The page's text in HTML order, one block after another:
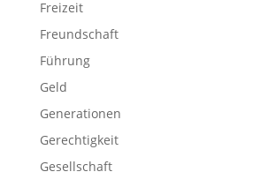
Freizeit
Freundschaft
Führung
Geld
Generationen
Gerechtigkeit
Gesellschaft